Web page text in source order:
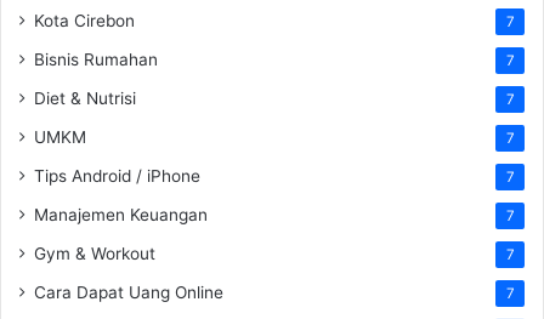
Kota Cirebon 7
Bisnis Rumahan 7
Diet & Nutrisi 7
UMKM 7
Tips Android / iPhone 7
Manajemen Keuangan 7
Gym & Workout 7
Cara Dapat Uang Online 7